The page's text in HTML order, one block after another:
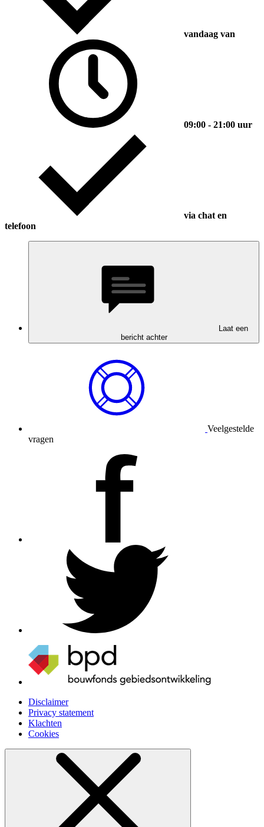
vandaag van
09:00 - 21:00 uur
via chat en
telefoon
Laat een
bericht achter
Veelgestelde
vragen
Disclaimer
Privacy statement
Klachten
Cookies